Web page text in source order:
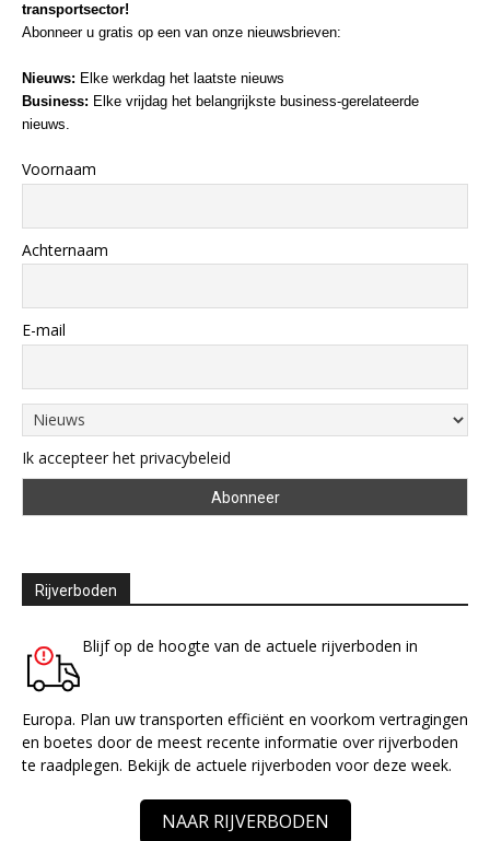
transportsector!
Abonneer u gratis op een van onze nieuwsbrieven:
Nieuws: Elke werkdag het laatste nieuws
Business: Elke vrijdag het belangrijkste business-gerelateerde
nieuws.
Voornaam
Achternaam
E-mail
Ik accepteer het privacybeleid
Rijverboden
Blijf op de hoogte van de actuele rijverboden in
Europa. Plan uw transporten efficiënt en voorkom vertragingen
en boetes door de meest recente informatie over rijverboden
te raadplegen. Bekijk de actuele rijverboden voor deze week.
NAAR RIJVERBODEN